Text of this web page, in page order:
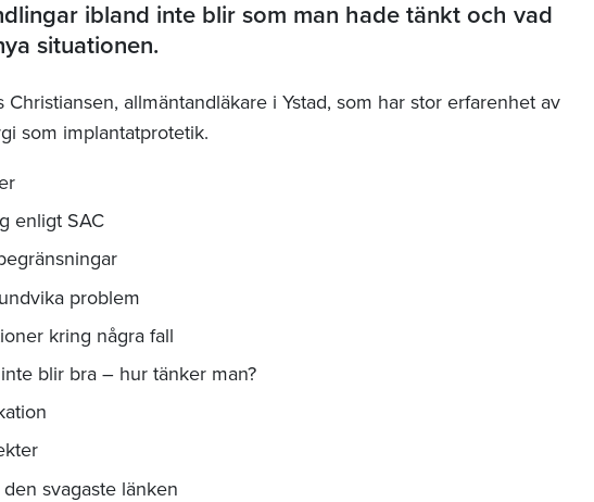
ibland inte blir som man hade tänkt och vad
situationen.
Christiansen, allmäntandläkare i Ystad, som har stor erfarenhet av
som implantatprotetik.
enligt SAC
problem
kring några fall
blir bra – hur tänker man?
svagaste länken